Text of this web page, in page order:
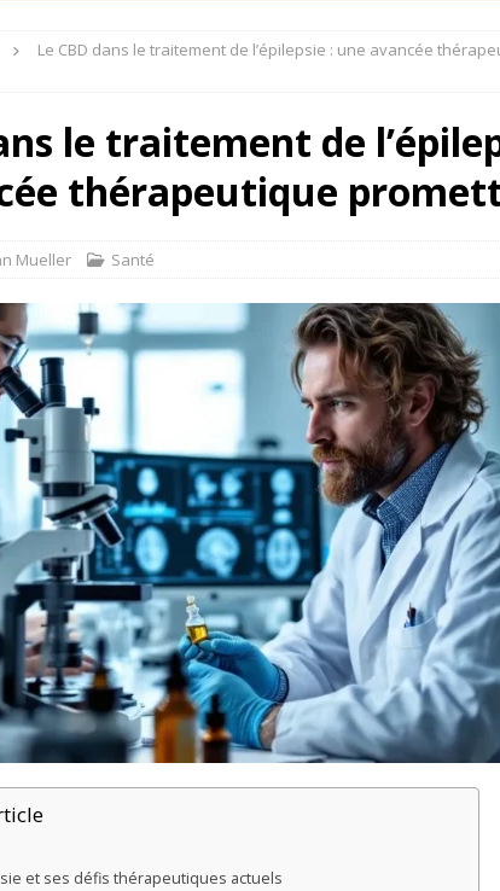
Le CBD dans le traitement de l’épilepsie : une avancée
le traitement de
thérapeutique
Mueller Santé
et ses défis thérapeutiques actuels